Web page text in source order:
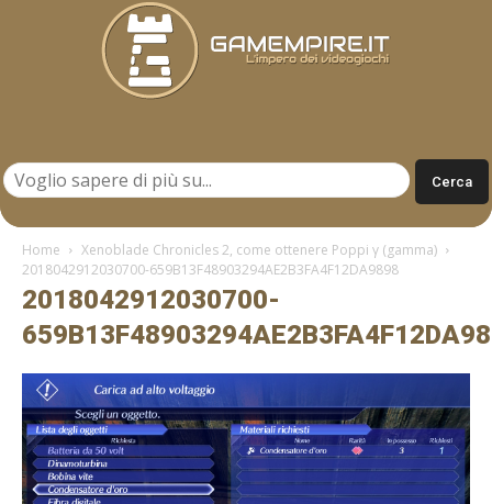
Home
Xenoblade Chronicles 2, come ottenere Poppi γ (gamma)
2018042912030700-659B13F48903294AE2B3FA4F12DA9898
2018042912030700-